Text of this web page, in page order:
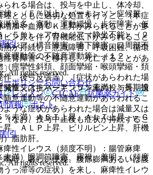
：（５％以上）パーキンソン症候群
涎過多、寡動、運動緩慢、歩行障害、仮
．５％）、アカシジア（静坐不能）（２
ネジア（構音障害、嚥下障害、口周部不
意運動等の不随意運動等）（１２．
（痙攣性斜頚、顔面攣縮・喉頭攣縮・頚
作、後弓反張等）［症状があらわれた場
減量又は抗パーキンソン薬の投与等、適
］。
未満）ＡＳＴ上昇、ＡＬＴ上昇、γ−Ｇ
昇、ＡＬＰ上昇、ビリルビン上昇、肝機
脂肪肝。
満）眼調節障害、霧視、羞明、（頻度
れる場合は、投与を中止し、体冷却、
理とともに適切な処置を行うこと（本症
増加や血清ＣＫ上昇がみられることが多
ビン尿を伴う腎機能低下がみられること
熱が持続し、意識障害、呼吸困難、循環
性腎障害へと移行し、死亡することがあ
〕。
性ジスキネジア（５％未満）：長期投
意運動等の不随意運動があらわれるこ
ような症状があらわれた場合は減量又は
（なお、投与中止後も症状が持続するこ
性イレウス（頻度不明）：腸管麻痺
嘔吐、著しい便秘、腹部膨満あるいは腹
うっ滞等の症状）を来し、麻痺性イレウ
割引
All rights reserved.
ーポリシーお問い合わせ
レジメン CTCAE
抗菌薬ガイド
情報 ポスト
割引
All rights reserved.